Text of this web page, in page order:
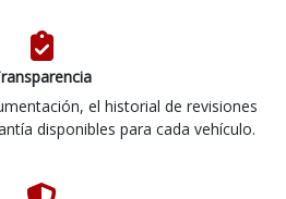
el historial de revisiones
disponibles para cada vehículo.